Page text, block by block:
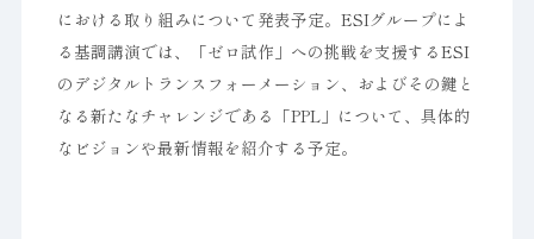
における取り組みについて発表予定。ESIグループによ
る基調講演では、「ゼロ試作」への挑戦を支援するESI
のデジタルトランスフォーメーション、およびその鍵と
なる新たなチャレンジである「PPL」について、具体的
なビジョンや最新情報を紹介する予定。